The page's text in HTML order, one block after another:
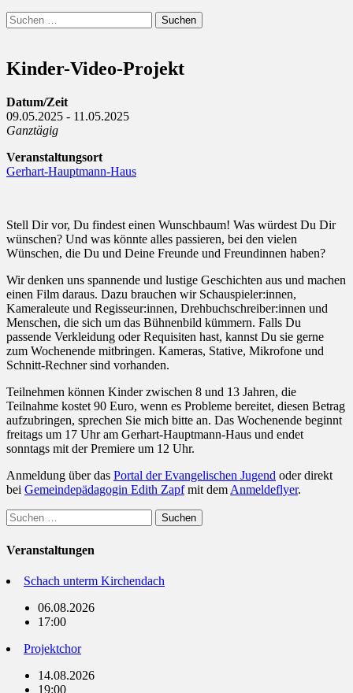
Suchen
Suchen
nach:
Kinder-Video-Projekt
Datum/Zeit
09.05.2025 - 11.05.2025
Ganztägig
Veranstaltungsort
Gerhart-Hauptmann-Haus
Stell Dir vor, Du findest einen Wunschbaum! Was würdest Du Dir
wünschen? Und was könnte alles passieren, bei den vielen
Wünschen, die Du und Deine Freunde und Freundinnen haben?
Wir denken uns spannende und lustige Geschichten aus und machen
einen Film daraus. Dazu brauchen wir Schauspieler:innen,
Kameraleute und Regisseur:innen, Drehbuchschreiber:innen und
Menschen, die sich um das Bühnenbild kümmern. Falls Du
passende Verkleidung oder Requisiten hast, kannst Du sie gerne
zum Wochenende mitbringen. Kameras, Stative, Mikrofone und
Schnitt-Rechner sind vorhanden.
Teilnehmen können Kinder zwischen 8 und 13 Jahren, die
Teilnahme kostet 90 Euro, wenn es Probleme bereitet, diesen Betrag
aufzubringen, sprechen Sie mich bitte an. Das Wochenende beginnt
freitags um 17 Uhr am Gerhart-Hauptmann-Haus und endet
sonntags mit der Premiere um 12 Uhr.
Anmeldung über das Portal der Evangelischen Jugend oder direkt
bei Gemeindepädagogin Edith Zapfmit dem Anmeldeflyer.
Suchen
nach:
Veranstaltungen
Schach unterm Kirchendach
06.08.2026
17:00
Projektchor
14.08.2026
19:00